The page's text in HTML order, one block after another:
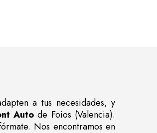
a tus necesidades, y
Autode Foios (Valencia).
Nos encontramos en